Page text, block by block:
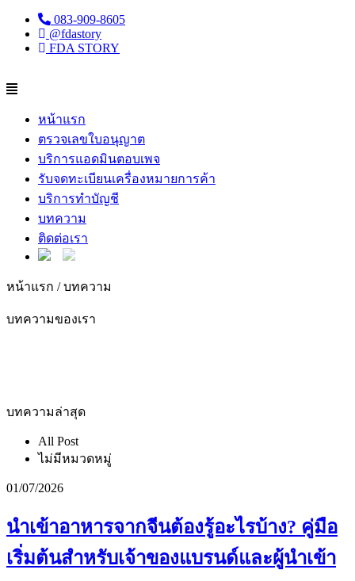
083-909-8605
@fdastory
FDA STORY
หน้าแรก
ตรวจเลขใบอนุญาต
บริการแอดมินตอบเพจ
รับจดทะเบียนเครื่องหมายการค้า
บริการทำบัญชี
บทความ
ติดต่อเรา
หน้าแรก / บทความ
บทความของเรา
บทความล่าสุด
All Post
ไม่มีหมวดหมู่
01/07/2026
นำเข้าอาหารจากจีนต้องรู้อะไรบ้าง? คู่มือ
เริ่มต้นสำหรับเจ้าของแบรนด์และผู้นำเข้า